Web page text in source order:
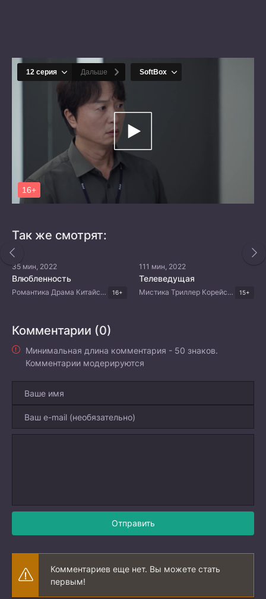
Так же смотрят:
35 мин, 2022
Влюбленность
Романтика Драма Китайские дорамы 16+
111 мин, 2022
Телеведущая
Мистика Триллер Корейские дорамы 15+
Комментарии (0)
Минимальная длина комментария - 50 знаков.
Комментарии модерируются
Отправить
Комментариев еще нет. Вы можете стать
первым!